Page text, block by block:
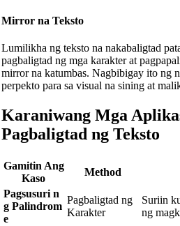
Mirror na Teksto
Lumilikha ng teksto na nakabaligtad
pagbaligtad ng mga karakter at
mirror na katumbas. Nagbibigay ito ng
perpekto para sa visual na sining at
Karaniwang Mga
Pagbaligtad ng Teksto
Gamitin Ang
Kaso
Method
Pagsusuri n
g Palindrom
e
Pagbaligtad ng
Karakter
Suriin
ng